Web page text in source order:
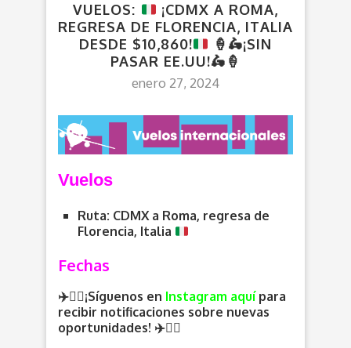
VUELOS:
¡CDMX A ROMA,
REGRESA DE FLORENCIA, ITALIA
DESDE $10,860!
🍦 🛵¡SIN
PASAR EE.UU!🛵 🍦
enero 27, 2024
Vuelos
Ruta: CDMX a Roma, regresa de
Florencia, Italia
Fechas
✈️🏃‍♂️¡Síguenos en Instagram aquí para
recibir notificaciones sobre nuevas
oportunidades! ✈️🏃‍♀️